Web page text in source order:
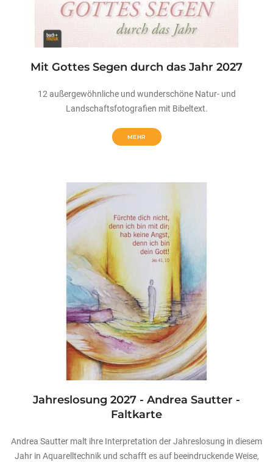
Mit Gottes Segen durch das Jahr 2027
12 außergewöhnliche und wunderschöne Natur- und
Landschaftsfotografien mit Bibeltext.
MEHR
Jahreslosung 2027 - Andrea Sautter -
Faltkarte
Andrea Sautter malt ihre Interpretation der Jahreslosung in diesem
Jahr in Aquarelltechnik und schafft es auf beeindruckende Weise,